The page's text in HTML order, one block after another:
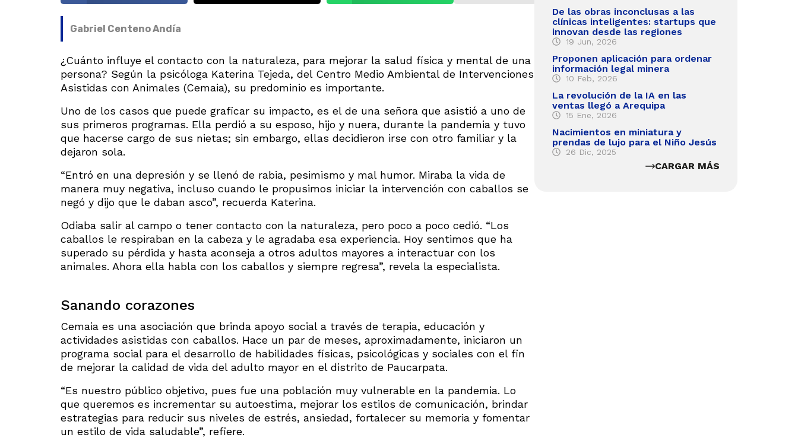
Gabriel Centeno Andía
¿Cuánto influye el contacto con la naturaleza, para mejorar la salud física y mental de una
persona? Según la psicóloga Katerina Tejeda, del Centro Medio Ambiental de Intervenciones
Asistidas con Animales (Cemaia), su predominio es importante.
Uno de los casos que puede graficar su impacto, es el de una señora que asistió a uno de
sus primeros programas. Ella perdió a su esposo, hijo y nuera, durante la pandemia y tuvo
que hacerse cargo de sus nietas; sin embargo, ellas decidieron irse con otro familiar y la
dejaron sola.
“Entró en una depresión y se llenó de rabia, pesimismo y mal humor. Miraba la vida de
manera muy negativa, incluso cuando le propusimos iniciar la intervención con caballos se
negó y dijo que le daban asco”, recuerda Katerina.
Odiaba salir al campo o tener contacto con la naturaleza, pero poco a poco cedió. “Los
caballos le respiraban en la cabeza y le agradaba esa experiencia. Hoy sentimos que ha
superado su pérdida y hasta aconseja a otros adultos mayores a interactuar con los
animales. Ahora ella habla con los caballos y siempre regresa”, revela la especialista.
Sanando corazones
Cemaia es una asociación que brinda apoyo social a través de terapia, educación y
actividades asistidas con caballos. Hace un par de meses, aproximadamente, iniciaron un
programa social para el desarrollo de habilidades físicas, psicológicas y sociales con el fin
de mejorar la calidad de vida del adulto mayor en el distrito de Paucarpata.
“Es nuestro público objetivo, pues fue una población muy vulnerable en la pandemia. Lo
que queremos es incrementar su autoestima, mejorar los estilos de comunicación, brindar
estrategias para reducir sus niveles de estrés, ansiedad, fortalecer su memoria y fomentar
un estilo de vida saludable”, refiere.
De las obras inconclusas a las
clínicas inteligentes: startups que
innovan desde las regiones
19 Jun, 2026
Proponen aplicación para ordenar
información legal minera
10 Feb, 2026
La revolución de la IA en las
ventas llegó a Arequipa
15 Ene, 2026
Nacimientos en miniatura y
prendas de lujo para el Niño Jesús
26 Dic, 2025
CARGAR MÁS